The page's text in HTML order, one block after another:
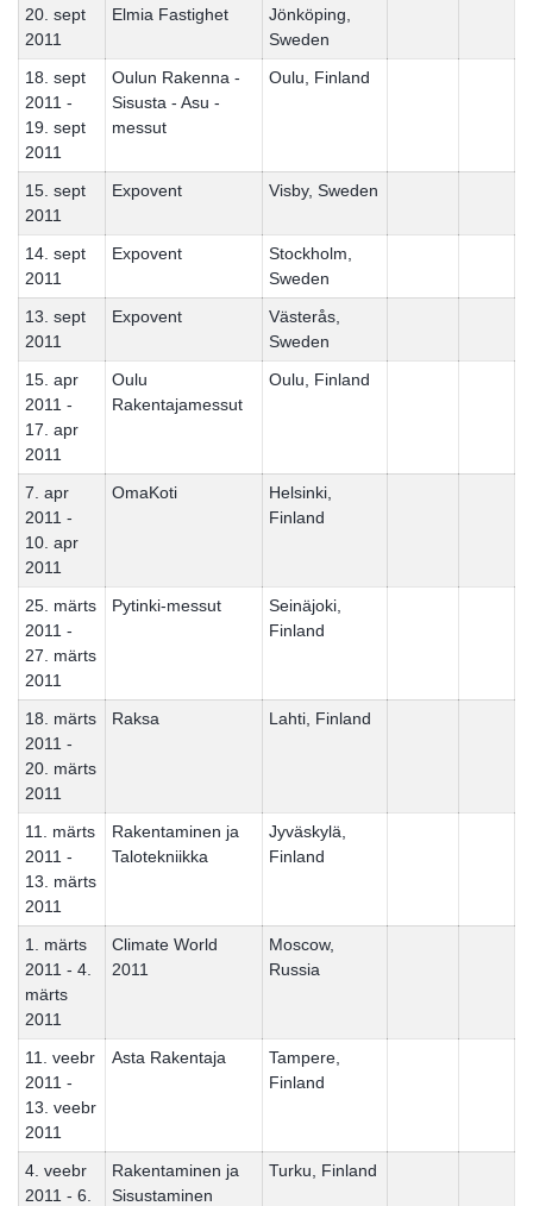
20. sept
2011
Elmia Fastighet
Jönköping,
Sweden
18. sept
2011 -
19. sept
2011
Oulun Rakenna -
Sisusta - Asu -
messut
Oulu, Finland
15. sept
2011
Expovent Visby, Sweden
14. sept
2011
Expovent
Stockholm,
Sweden
13. sept
2011
Expovent
Västerås,
Sweden
15. apr
2011 -
17. apr
2011
Oulu
Rakentajamessut
Oulu, Finland
7. apr
2011 -
10. apr
2011
OmaKoti
Helsinki,
Finland
25. märts
2011 -
27. märts
2011
Pytinki-messut
Seinäjoki,
Finland
18. märts
2011 -
20. märts
2011
Raksa Lahti, Finland
11. märts
2011 -
13. märts
2011
Rakentaminen ja
Talotekniikka
Jyväskylä,
Finland
1. märts
2011 - 4.
märts
2011
Climate World
2011
Moscow,
Russia
11. veebr
2011 -
13. veebr
2011
Asta Rakentaja
Tampere,
Finland
4. veebr
2011 - 6.
Rakentaminen ja
Sisustaminen
Turku, Finland